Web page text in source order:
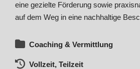
eine gezielte Förderung sowie
auf dem Weg in eine nachhaltige
Coaching & Vermittlung
Vollzeit, Teilzeit